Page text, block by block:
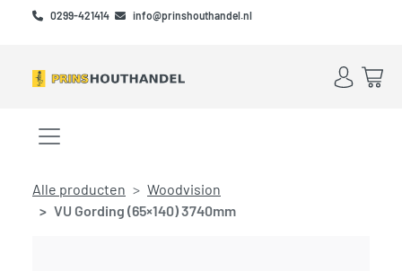
Skip to main content
Skip to footer
0299-421414 info@prinshouthandel.nl
Account
Menu openen/sluiten
Alle producten
Woodvision
VU Gording (65×140) 3740mm